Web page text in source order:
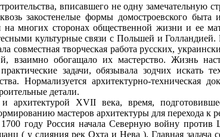
вписавшего не одну замечательную
закостенелые формы домостроевского быта
многих сторонах общественной жизни и ее
культурные связи с Польшей и
совместная творческая работа русских,
обогащало их мастерство. Жизнь
задачи, обязывала зодчих искать
Нормализуется архитектурно-техническая
детали.
XVII века, время,
мастеров архитектуры для перехода к
году Россия начала Северную войну против
( у слияния рек Охта и Нева ). Главная